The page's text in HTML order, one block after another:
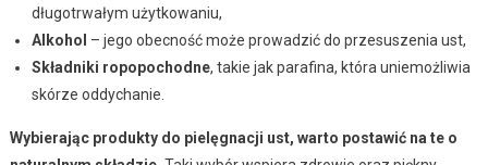
długotrwałym użytkowaniu,
Alkohol – jego obecność może prowadzić do przesuszenia ust,
Składniki ropopochodne, takie jak parafina, która uniemożliwia
skórze oddychanie.
Wybierając produkty do pielęgnacji ust, warto postawić na te o